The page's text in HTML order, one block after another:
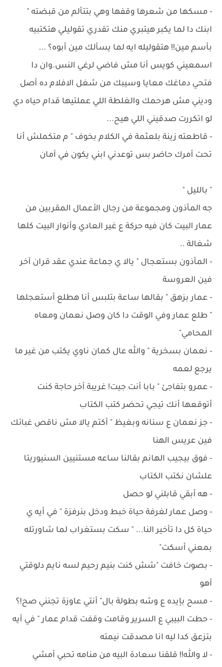
- مسكها من شعرها وقفها وهي بتتألم من قبضته "
ابنك دا لما يكبر هيتبري منك تقدري تقوليلي هتكتبيه
بأسم مين!! هتقوليله ايه لما يسألك مين أبوه؟ ...
اسمعيني كويس أنا مش فاضي لرغي النس.وان دا
فتحي دماغك معايا وسيبك من شغل الافلام ده أصل
وديني مش هرحمك والغلطة اللي عملتيها قدام حياه دي
لو اتكررت صدقيني اللي هيح...
- قاطعته زينة بلعثمة في الكلام بخوف " م متكملش أنا
تحت أمرك حاضر بس توعدني ابني يكون في آمان
" بالليل "
جه المأذون ومجموعة من رجال الأعمال المقربين من
عمار البيت كان فيه حركة ع غير العادي وأنوار البيت كلها
شغالة ..
- المأذون بستعجال " يالا ي جماعة عندي عقد قران آخر
فين العروسة
- عمار بزهق " بقالها ساعة بتلبس أنا هطلع أستعجلها
" طلع عمار وفي الوقت دا كان وصل نعمان ومعاه
المحامي"
- نعمان بسخرية " والله عال كمان ناوي يكتب من غير ما
يرجع لعمه
- عمرو بتفاجئ " بابا أنت جيت! غريبة أخر حاجة كنت
أتوقعها أنك تيجي تحضر كتب الكتاب
- جز نعمان ع سنانه وبغيظ " أكتم يالا مش ناقص غبائك
فين عريس الهنا
- فوق بيجيب الهانم بقالنا ساعه مستنيين السنيوريتا
علشان نكتب الكتاب
- هه أبقي قابلني لو حصل
- وصل عمار لغرفة حياة خبط ودخل بنرفزة " في أيه ي
حياة كل دا تأخير النا... " سكت بستغراب لما شاورتله
بمعني أسكت"
- بصوت خافت "شش كنت بنيم رحيم لسه نايم دلوقتي
أهو
- مسح بإيده ع وشه بطولة بال" أنتي عاوزة تجنني صح!؟
- حطت البيبي ع السرير وقامت وقفت قدام عمار " في أيه
بتزعق كدا ليه انا مصدقت نيمته
- لا والله!! قلقنا سعادة البيه من منامه تحبي أمشي